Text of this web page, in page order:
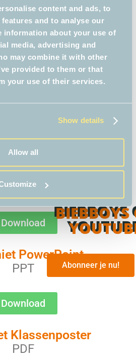
content and ads, to
and to analyse our
information about your use of
media, advertising and
may combine it with other
provided to them or that
your use of their services.
Show details
Allow all
BIEBBOYS
Abonneer je nu!
materialen uit het lespakket
PDF
Download
PowerPoint
PPT
Download
Klassenposter
PDF